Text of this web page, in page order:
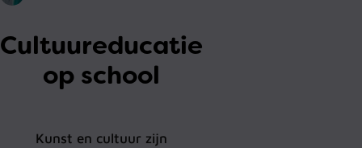
Cultuureducatie
op school
Kunst en cultuur zijn